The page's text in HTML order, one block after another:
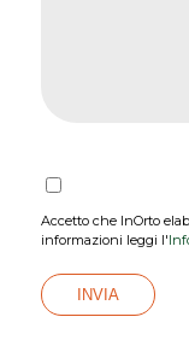
Accetto che InOrto
informazioni leggi l'